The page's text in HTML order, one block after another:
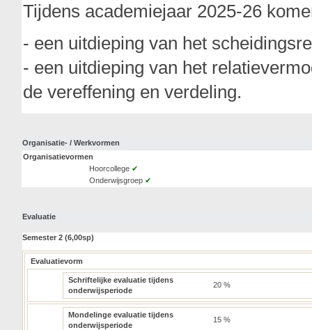
Tijdens academiejaar 2025-26
- een uitdieping van het
- een uitdieping van het
de vereffening en verdeling.
Organisatie- / Werkvormen
Organisatievormen
Hoorcollege ✔
Onderwijsgroep ✔
Evaluatie
Semester 2 (6,00sp)
Evaluatievorm
Schriftelijke evaluatie tijdens
onderwijsperiode
20 %
Mondelinge evaluatie tijdens
onderwijsperiode
15 %